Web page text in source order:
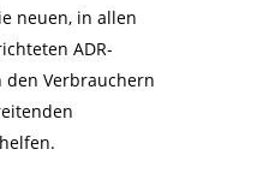
neuen, in allen
ADR-
Verbrauchern